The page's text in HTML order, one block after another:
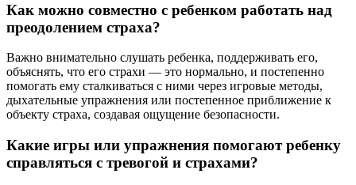
Как можно совместно с ребенком работать над
преодолением страха?
Важно внимательно слушать ребенка, поддерживать его,
объяснять, что его страхи — это нормально, и постепенно
помогать ему сталкиваться с ними через игровые методы,
дыхательные упражнения или постепенное приближение к
объекту страха, создавая ощущение безопасности.
Какие игры или упражнения помогают ребенку
справляться с тревогой и страхами?